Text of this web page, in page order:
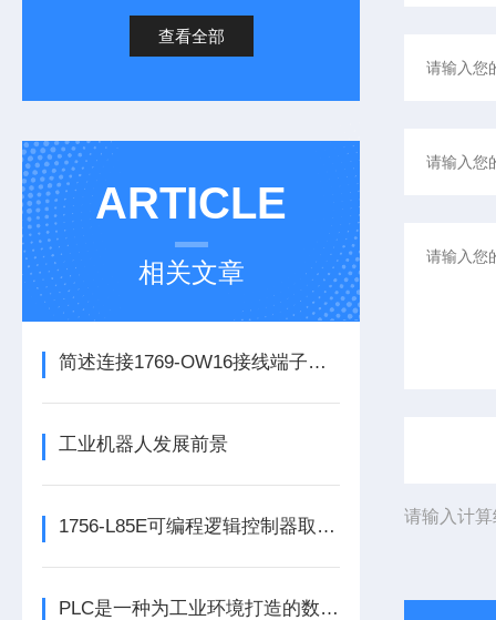
查看全部
ARTICLE
相关文章
简述连接1769-OW16接线端子所需要注意的事项
工业机器人发展前景
1756-L85E可编程逻辑控制器取代了传统的继电器控制系统
PLC是一种为工业环境打造的数字运算电子装置
请输入计